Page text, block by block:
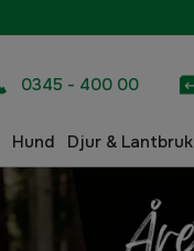
0345 - 400 00
Hund Djur & Lantbruk